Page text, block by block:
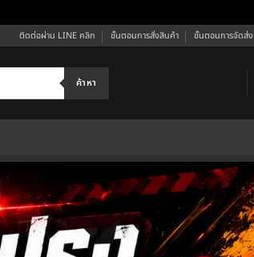
ติดต่อผ่าน LINE คลิก ขั้นตอนการสั่งสินค้า ขั้นตอนการจัดส่ง
ค้าหา